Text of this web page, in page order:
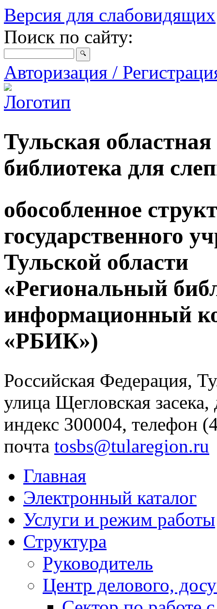
Версия для слабовидящих
Поиск по сайту:
Авторизация /
Тульская
библиотека для
обособленное
государственного
Тульской области
«Региональный
информационный
«РБИК»)
Российская Федерация,
улица Щегловская
индекс 300004, телефон
почта tosbs@tularegion.ru
Главная
Электронный каталог
Услуги и режим работы
Структура
Руководитель
Центр делового,